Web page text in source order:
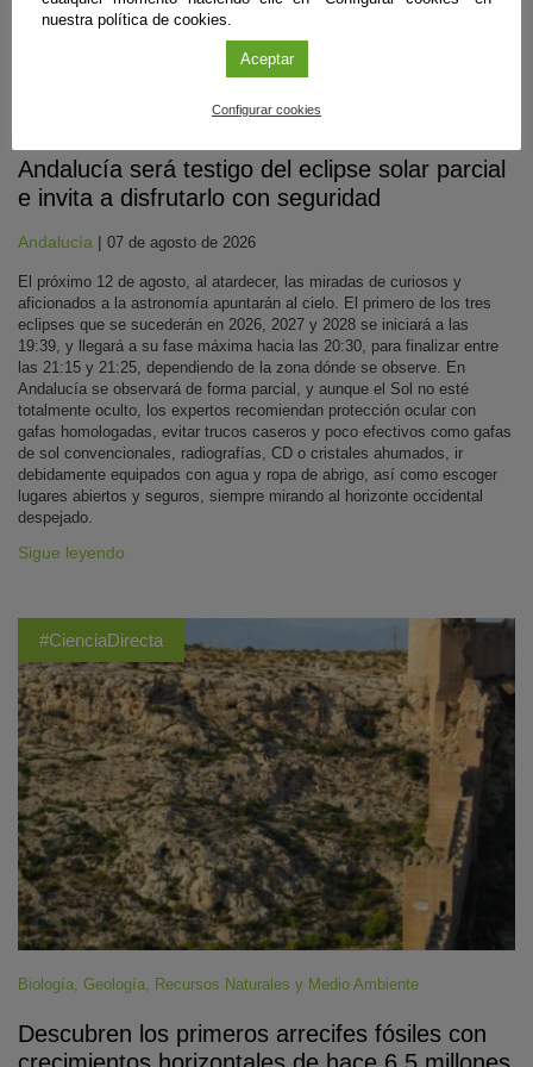
Andalucía será testigo del eclipse solar parcial
e invita a disfrutarlo con seguridad
Andalucía | 07 de agosto de 2026
El próximo 12 de agosto, al atardecer, las miradas de curiosos y
aficionados a la astronomía apuntarán al cielo. El primero de los tres
eclipses que se sucederán en 2026, 2027 y 2028 se iniciará a las
19:39, y llegará a su fase máxima hacia las 20:30, para finalizar entre
las 21:15 y 21:25, dependiendo de la zona dónde se observe. En
Andalucía se observará de forma parcial, y aunque el Sol no esté
totalmente oculto, los expertos recomiendan protección ocular con
gafas homologadas, evitar trucos caseros y poco efectivos como gafas
de sol convencionales, radiografías, CD o cristales ahumados, ir
debidamente equipados con agua y ropa de abrigo, así como escoger
lugares abiertos y seguros, siempre mirando al horizonte occidental
despejado.
Sigue leyendo
#CienciaDirecta
Biología, Geología, Recursos Naturales y Medio Ambiente
Descubren los primeros arrecifes fósiles con
nuestra política de cookies.
Aceptar
Configurar cookies